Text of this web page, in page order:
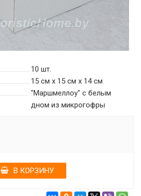
10 шт.
15 см х 15 см х 14 см
"Маршмеллоу" c белым
дном из микрогофры
В КОРЗИНУ